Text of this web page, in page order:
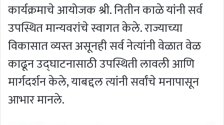
कार्यक्रमाचे आयोजक श्री. नितीन काळे यांनी सर्व
उपस्थित मान्यवरांचे स्वागत केले. राज्याच्या
विकासात व्यस्त असूनही सर्व नेत्यांनी वेळात वेळ
काढून उद्घाटनासाठी उपस्थिती लावली आणि
मार्गदर्शन केले, याबद्दल त्यांनी सर्वांचे मनापासून
आभार मानले.